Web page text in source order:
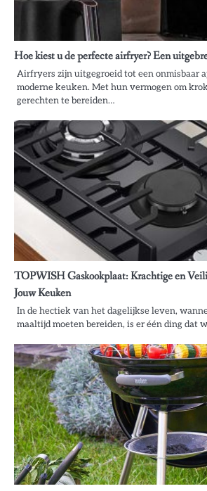
Hoe kiest u de perfecte airfryer? Een
Airfryers zijn uitgegroeid tot een onmisbaar
moderne keuken. Met hun vermogen om
gerechten te bereiden…
TOPWISH Gaskookplaat: Krachtige en
Jouw Keuken
In de hectiek van het dagelijkse leven,
maaltijd moeten bereiden, is er één ding dat